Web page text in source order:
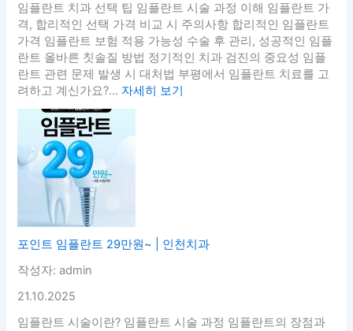
임플란트 치과 선택 팁 임플란트 시술 과정 이해 임플란트 가
격, 합리적인 선택 가격 비교 시 주의사항 합리적인 임플란트
가격 임플란트 보험 적용 가능성 수술 후 관리, 성공적인 임플
란트 올바른 칫솔질 방법 정기적인 치과 검진의 중요성 임플
란트 관련 문제 발생 시 대처법 부평에서 임플란트 치료를 고
려하고 계신가요?... 자세히 보기
포인트 임플란트 29만원~ | 인천치과
작성자: admin
21.10.2025
임플란트 시술이란? 임플란트 시술 과정 임플란트의 장점과